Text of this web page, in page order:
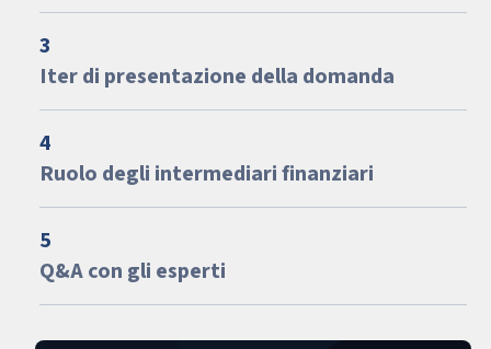
3
Iter di presentazione della domanda
4
Ruolo degli intermediari finanziari
5
Q&A con gli esperti